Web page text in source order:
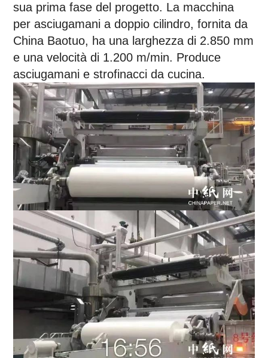
sua prima fase del progetto. La macchina
per asciugamani a doppio cilindro, fornita da
China Baotuo, ha una larghezza di 2.850 mm
e una velocità di 1.200 m/min. Produce
asciugamani e strofinacci da cucina.